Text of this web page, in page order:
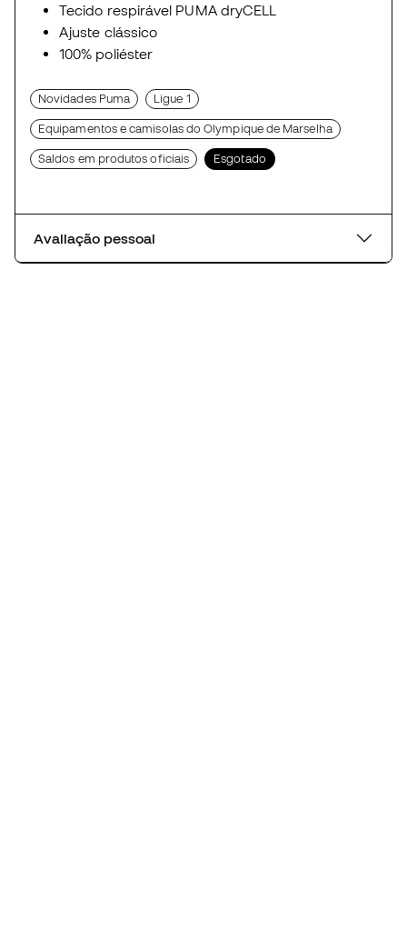
Tecido respirável PUMA dryCELL
Ajuste clássico
100% poliéster
Novidades Puma Ligue 1
Equipamentos e camisolas do Olympique de Marselha
Saldos em produtos oficiais Esgotado
Avaliação pessoal